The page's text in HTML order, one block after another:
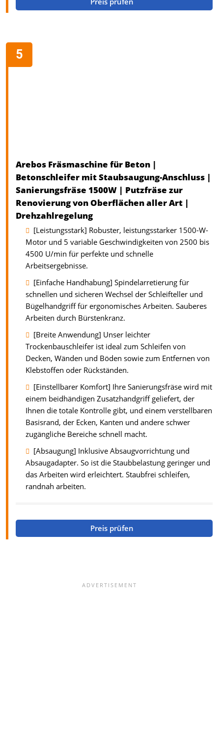
Arebos Fräsmaschine für Beton |
Betonschleifer mit Staubsaugung-Anschluss |
Sanierungsfräse 1500W | Putzfräse zur
Renovierung von Oberflächen aller Art |
Drehzahlregelung
[Leistungsstark] Robuster, leistungsstarker 1500-W-
Motor und 5 variable Geschwindigkeiten von 2500 bis
4500 U/min für perfekte und schnelle
Arbeitsergebnisse.
[Einfache Handhabung] Spindelarretierung für
schnellen und sicheren Wechsel der Schleifteller und
Bügelhandgriff für ergonomisches Arbeiten. Sauberes
Arbeiten durch Bürstenkranz.
[Breite Anwendung] Unser leichter
Trockenbauschleifer ist ideal zum Schleifen von
Decken, Wänden und Böden sowie zum Entfernen von
Klebstoffen oder Rückständen.
[Einstellbarer Komfort] Ihre Sanierungsfräse wird mit
einem beidhändigen Zusatzhandgriff geliefert, der
Ihnen die totale Kontrolle gibt, und einem verstellbaren
Basisrand, der Ecken, Kanten und andere schwer
zugängliche Bereiche schnell macht.
[Absaugung] Inklusive Absaugvorrichtung und
Absaugadapter. So ist die Staubbelastung geringer und
das Arbeiten wird erleichtert. Staubfrei schleifen,
randnah arbeiten.
Preis prüfen